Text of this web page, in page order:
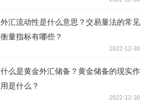
外汇流动性是什么意思？交易量法的常见
衡量指标有哪些？
2022-12-30
什么是黄金外汇储备？黄金储备的现实作
用是什么？
2022-12-30